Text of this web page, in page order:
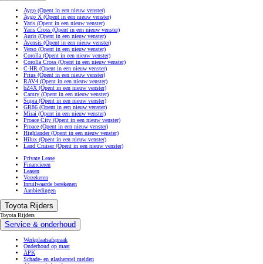
Aygo (Opent in een nieuw venster)
Aygo X (Opent in een nieuw venster)
Yaris (Opent in een nieuw venster)
Yaris Cross (Opent in een nieuw venster)
Auris (Opent in een nieuw venster)
Avensis (Opent in een nieuw venster)
Verso (Opent in een nieuw venster)
Corolla (Opent in een nieuw venster)
Corolla Cross (Opent in een nieuw venster)
C-HR (Opent in een nieuw venster)
Prius (Opent in een nieuw venster)
RAV4 (Opent in een nieuw venster)
bZ4X (Opent in een nieuw venster)
Camry (Opent in een nieuw venster)
Supra (Opent in een nieuw venster)
GR86 (Opent in een nieuw venster)
Mirai (Opent in een nieuw venster)
Proace City (Opent in een nieuw venster)
Proace (Opent in een nieuw venster)
Highlander(Opent in een nieuw venster)
Hilux (Opent in een nieuw venster)
Land Cruiser(Opent in een nieuw venster)
Private Lease
Financieren
Leasen
Verzekeren
Inruilwaarde berekenen
Aanbiedingen
Toyota Rijders
Toyota Rijders
Service & onderhoud
Werkplaatsafspraak
Onderhoud op maat
APK
Schade- en glasherstel melden